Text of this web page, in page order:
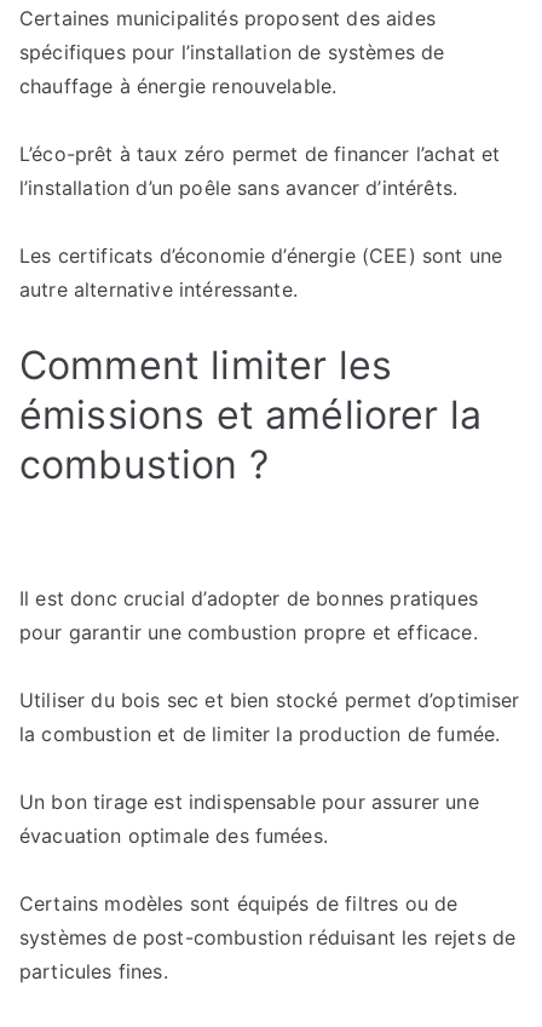
Certaines municipalités proposent des aides
spécifiques pour l’installation de systèmes de
chauffage à énergie renouvelable.
L’éco-prêt à taux zéro permet de financer l’achat et
l’installation d’un poêle sans avancer d’intérêts.
Les certificats d’économie d’énergie (CEE) sont une
autre alternative intéressante.
Comment limiter les
émissions et améliorer la
combustion ?
Il est donc crucial d’adopter de bonnes pratiques
pour garantir une combustion propre et efficace.
Utiliser du bois sec et bien stocké permet d’optimiser
la combustion et de limiter la production de fumée.
Un bon tirage est indispensable pour assurer une
évacuation optimale des fumées.
Certains modèles sont équipés de filtres ou de
systèmes de post-combustion réduisant les rejets de
particules fines.